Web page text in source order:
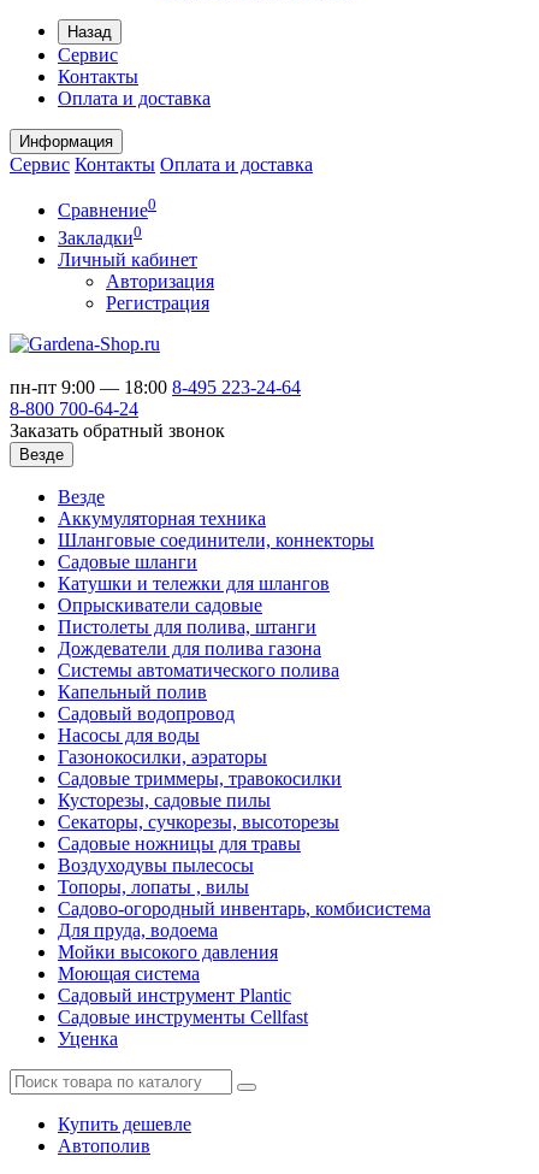
Назад
Сервис
Контакты
Оплата и доставка
Информация
Сервис Контакты Оплата и доставка
Сравнение0
Закладки0
Личный кабинет
Авторизация
Регистрация
пн-пт 9:00 — 18:00 8-495 223-24-64
8-800 700-64-24
Заказать обратный звонок
Везде
Везде
Аккумуляторная техника
Шланговые соединители, коннекторы
Садовые шланги
Катушки и тележки для шлангов
Опрыскиватели садовые
Пистолеты для полива, штанги
Дождеватели для полива газона
Системы автоматического полива
Капельный полив
Садовый водопровод
Насосы для воды
Газонокосилки, аэраторы
Садовые триммеры, травокосилки
Кусторезы, садовые пилы
Секаторы, сучкорезы, высоторезы
Садовые ножницы для травы
Воздуходувы пылесосы
Топоры, лопаты , вилы
Садово-огородный инвентарь, комбисистема
Для пруда, водоема
Мойки высокого давления
Моющая система
Садовый инструмент Plantic
Садовые инструменты Cellfast
Уценка
Купить дешевле
Автополив